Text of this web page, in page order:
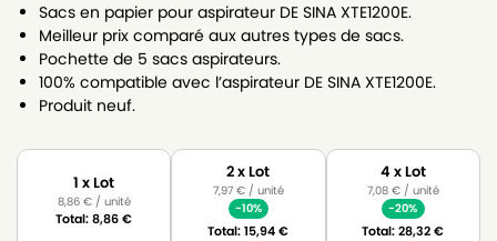
Sacs en papier pour aspirateur DE SINA XTE1200E.
Meilleur prix comparé aux autres types de sacs.
Pochette de 5 sacs aspirateurs.
100% compatible avec l’aspirateur DE SINA XTE1200E.
Produit neuf.
1 x Lot
8,86 €/ unité
Total:8,86€
2 x Lot
7,97 €/ unité
-10%
Total:15,94€
4 x Lot
7,08 €/ unité
-20%
Total:28,32€